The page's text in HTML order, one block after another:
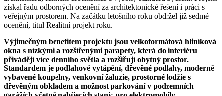
získal řadu odborných ocenění za architektonické řešení i práci s
veřejným prostorem. Na začátku letošního roku obdržel již sedmé
ocenění, titul Realitní projekt roku.
Výjimečným benefitem projektu jsou velkoformátová hliníková
okna s nízkými a rozšířenými parapety, která do interiéru
přivádějí více denního světla a rozšiřují obytný prostor.
Standardem je podlahové vytápění, dřevěné podlahy, moderně
vybavené koupelny, venkovní žaluzie, prostorné lodžie s
dřevěným obkladem a možnost parkování v podzemních